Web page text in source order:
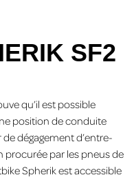
SF2
qu’il est possible
position de conduite
dégagement d’entre-
par les pneus de
Spherik est accessible